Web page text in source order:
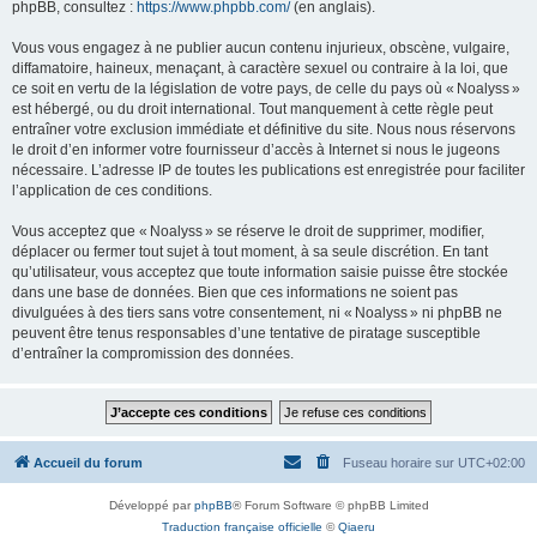
phpBB, consultez : https://www.phpbb.com/(en anglais).
Vous vous engagez à ne publier aucun contenu injurieux, obscène, vulgaire,
diffamatoire, haineux, menaçant, à caractère sexuel ou contraire à la loi, que
ce soit en vertu de la législation de votre pays, de celle du pays où « Noalyss »
est hébergé, ou du droit international. Tout manquement à cette règle peut
entraîner votre exclusion immédiate et définitive du site. Nous nous réservons
le droit d’en informer votre fournisseur d’accès à Internet si nous le jugeons
nécessaire. L’adresse IP de toutes les publications est enregistrée pour faciliter
l’application de ces conditions.
Vous acceptez que « Noalyss » se réserve le droit de supprimer, modifier,
déplacer ou fermer tout sujet à tout moment, à sa seule discrétion. En tant
qu’utilisateur, vous acceptez que toute information saisie puisse être stockée
dans une base de données. Bien que ces informations ne soient pas
divulguées à des tiers sans votre consentement, ni « Noalyss » ni phpBB ne
peuvent être tenus responsables d’une tentative de piratage susceptible
d’entraîner la compromission des données.
Accueil du forum Fuseau horaire sur UTC+02:00
Développé parphpBB® Forum Software © phpBB Limited
Traduction française officielle ©Qiaeru